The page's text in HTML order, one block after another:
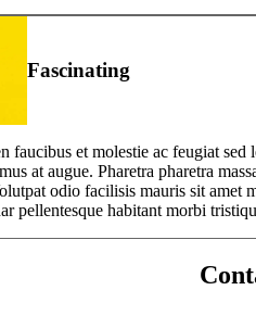
Fascinating
faucibus et molestie ac feugiat
at augue. Pharetra pharetra
odio facilisis mauris sit amet
pellentesque habitant morbi